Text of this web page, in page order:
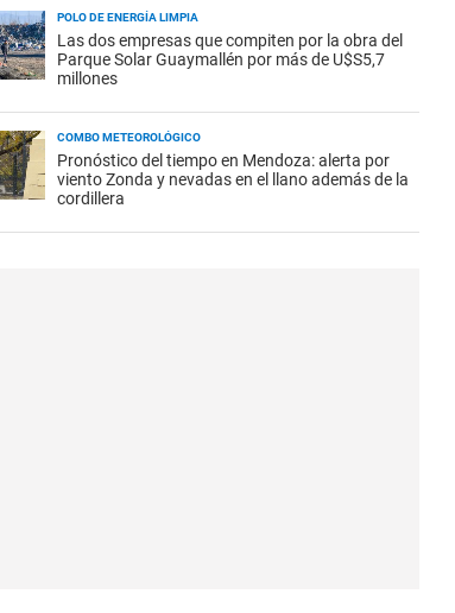
POLO DE ENERGÍA LIMPIA
Las dos empresas que compiten por la obra del
Parque Solar Guaymallén por más de U$S5,7
millones
COMBO METEOROLÓGICO
Pronóstico del tiempo en Mendoza: alerta por
viento Zonda y nevadas en el llano además de la
cordillera